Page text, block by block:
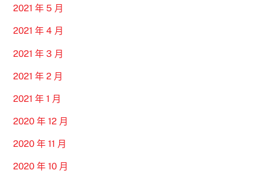
2021 年 5 月
2021 年 4 月
2021 年 3 月
2021 年 2 月
2021 年 1 月
2020 年 12 月
2020 年 11 月
2020 年 10 月